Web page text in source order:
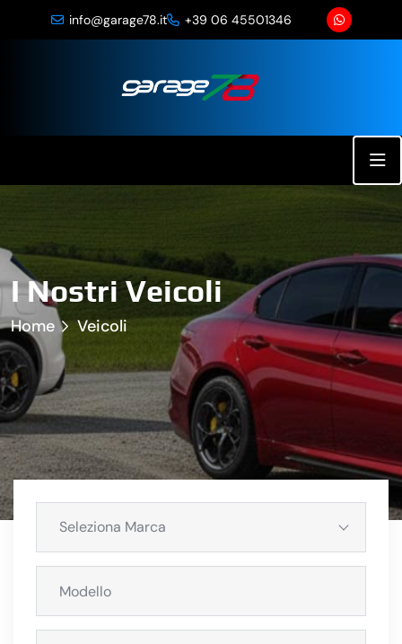
info@garage78.it +39 06 45501346
I Nostri Veicoli
Home Veicoli
Seleziona Marca